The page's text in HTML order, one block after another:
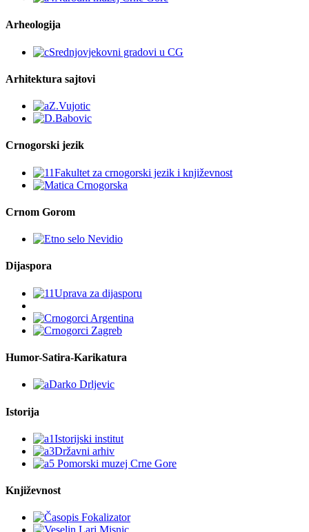
Arheologija
Arhitektura sajtovi
Crnogorski jezik
Crnom Gorom
Dijaspora
Humor-Satira-Karikatura
Istorija
Književnost